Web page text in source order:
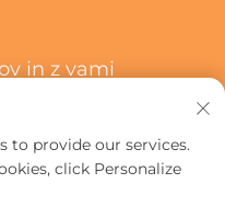
in z vami
Naročite Se
to provide our services.
click Personalize